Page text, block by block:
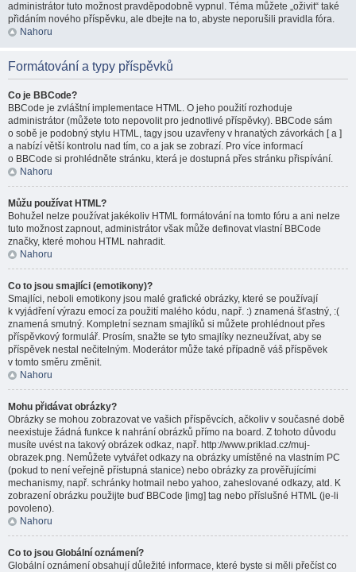
administrátor tuto možnost pravděpodobně vypnul. Téma můžete „oživit“ také
přidáním nového příspěvku, ale dbejte na to, abyste neporušili pravidla fóra.
Nahoru
Formátování a typy příspěvků
Co je BBCode?
BBCode je zvláštní implementace HTML. O jeho použití rozhoduje
administrátor (můžete toto nepovolit pro jednotlivé příspěvky). BBCode sám
o sobě je podobný stylu HTML, tagy jsou uzavřeny v hranatých závorkách [ a ]
a nabízí větší kontrolu nad tím, co a jak se zobrazí. Pro více informací
o BBCode si prohlédněte stránku, která je dostupná přes stránku přispívání.
Nahoru
Můžu používat HTML?
Bohužel nelze používat jakékoliv HTML formátování na tomto fóru a ani nelze
tuto možnost zapnout, administrátor však může definovat vlastní BBCode
značky, které mohou HTML nahradit.
Nahoru
Co to jsou smajlíci (emotikony)?
Smajlíci, neboli emotikony jsou malé grafické obrázky, které se používají
k vyjádření výrazu emocí za použití malého kódu, např. :) znamená šťastný, :(
znamená smutný. Kompletní seznam smajlíků si můžete prohlédnout přes
příspěvkový formulář. Prosím, snažte se tyto smajlíky nezneužívat, aby se
příspěvek nestal nečitelným. Moderátor může také případně váš příspěvek
v tomto směru změnit.
Nahoru
Mohu přidávat obrázky?
Obrázky se mohou zobrazovat ve vašich příspěvcích, ačkoliv v současné době
neexistuje žádná funkce k nahrání obrázků přímo na board. Z tohoto důvodu
musíte uvést na takový obrázek odkaz, např. http://www.priklad.cz/muj-
obrazek.png. Nemůžete vytvářet odkazy na obrázky umístěné na vlastním PC
(pokud to není veřejně přístupná stanice) nebo obrázky za prověřujícími
mechanismy, např. schránky hotmail nebo yahoo, zaheslované odkazy, atd. K
zobrazení obrázku použijte buď BBCode [img] tag nebo příslušné HTML (je-li
povoleno).
Nahoru
Co to jsou Globální oznámení?
Globální oznámení obsahují důležité informace, které byste si měli přečíst co